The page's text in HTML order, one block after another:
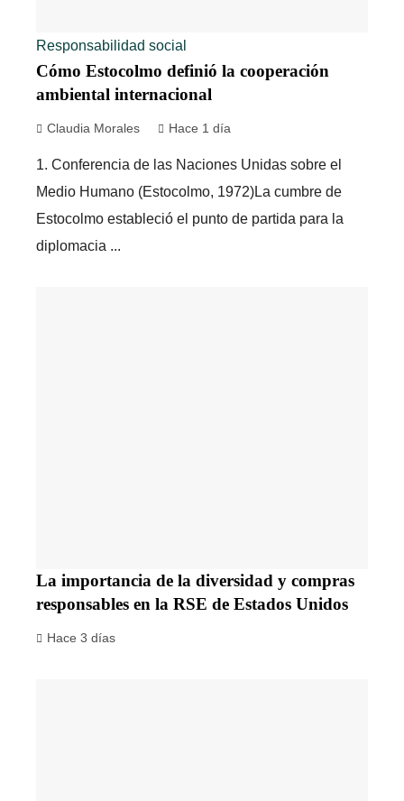
Responsabilidad social
Cómo Estocolmo definió la cooperación
ambiental internacional
Claudia Morales Hace 1 día
1. Conferencia de las Naciones Unidas sobre el
Medio Humano (Estocolmo, 1972)La cumbre de
Estocolmo estableció el punto de partida para la
diplomacia ...
La importancia de la diversidad y compras
responsables en la RSE de Estados Unidos
Hace 3 días